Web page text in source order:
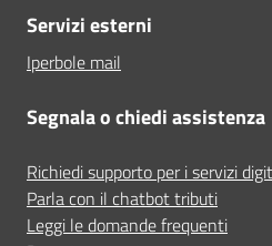
Servizi esterni
Iperbole mail
Segnala o chiedi assistenza
Richiedi supporto per i servizi
Parla con il chatbot tributi
Leggi le domande frequenti